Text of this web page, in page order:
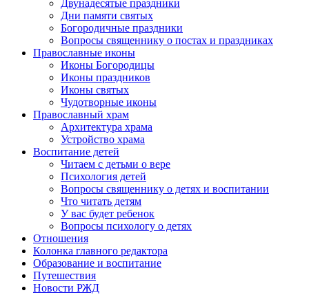
Двунадесятые праздники
Дни памяти святых
Богородичные праздники
Вопросы священнику о постах и праздниках
Православные иконы
Иконы Богородицы
Иконы праздников
Иконы святых
Чудотворные иконы
Православный храм
Архитектура храма
Устройство храма
Воспитание детей
Читаем с детьми о вере
Психология детей
Вопросы священнику о детях и воспитании
Что читать детям
У вас будет ребенок
Вопросы психологу о детях
Отношения
Колонка главного редактора
Образование и воспитание
Путешествия
Новости РЖД